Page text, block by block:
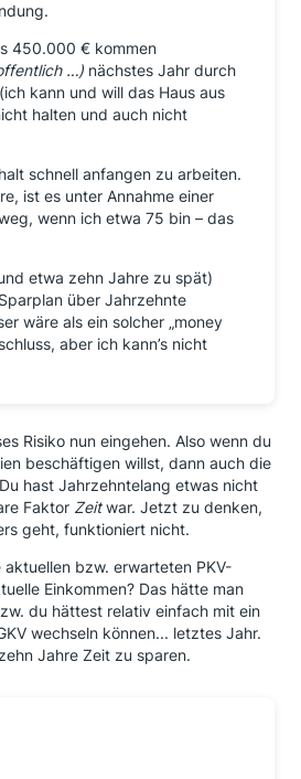
450.000 € kommen
…) nächstes Jahr durch
kann und will das Haus aus
halten und auch nicht
schnell anfangen zu arbeiten.
ist es unter Annahme einer
wenn ich etwa 75 bin – das
etwa zehn Jahre zu spät)
über Jahrzehnte
wäre als ein solcher „money
aber ich kann’s nicht
Risiko nun eingehen. Also wenn du
beschäftigen willst, dann auch die
hast Jahrzehntelang etwas nicht
Faktor Zeitwar. Jetzt zu denken,
geht, funktioniert nicht.
bzw. erwarteten PKV-
Einkommen? Das hätte man
du hättest relativ einfach mit ein
wechseln können... letztes Jahr.
Jahre Zeit zu sparen.